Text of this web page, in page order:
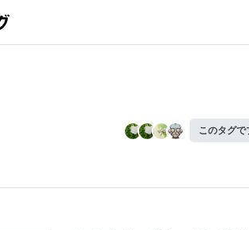
このタグで